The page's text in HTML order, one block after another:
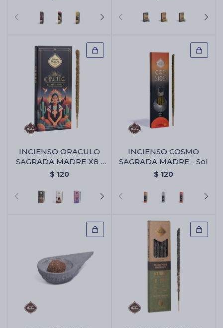
INCIENSO ORACULO
SAGRADA MADRE X8 -
Animales Sagrados
$ 120
INCIENSO COSMO
SAGRADA MADRE - Sol
$ 120